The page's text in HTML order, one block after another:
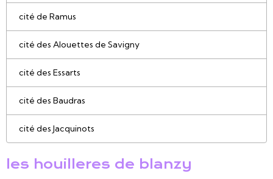
cité de Ramus
cité des Alouettes de Savigny
cité des Essarts
cité des Baudras
cité des Jacquinots
les houilleres de blanzy